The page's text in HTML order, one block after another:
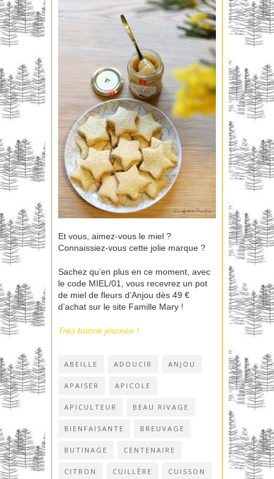
Et vous, aimez-vous le miel ?
Connaissiez-vous cette jolie marque ?
Sachez qu’en plus en ce moment, avec
le code MIEL/01, vous recevrez un pot
de miel de fleurs d’Anjou dès 49 €
d’achat sur le site Famille Mary !
Très bonne journée !
ABEILLE ADOUCIR ANJOU
APAISER APICOLE
APICULTEUR BEAU RIVAGE
BIENFAISANTE BREUVAGE
BUTINAGE CENTENAIRE
CITRON CUILLÈRE CUISSON